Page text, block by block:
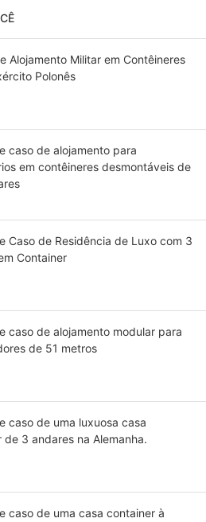
Alojamento Militar em Contêineres
Polonês
caso de alojamento para
em contêineres desmontáveis ​​de
Caso de Residência de Luxo com 3
Container
caso de alojamento modular para
de 51 metros
caso de uma luxuosa casa
de 3 andares na Alemanha.
caso de uma casa container à